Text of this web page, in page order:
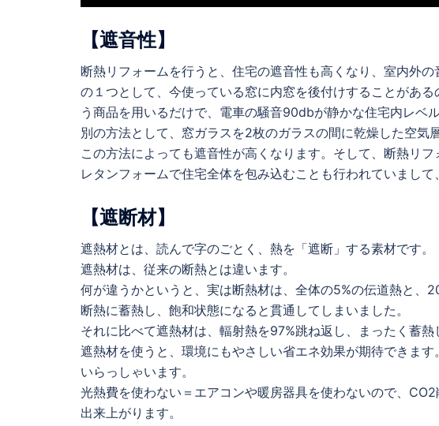
【遮音性】
断熱リフォームを行うと、住宅の遮音性も高くなり、室内外
の１つとして、今使っている窓に内窓を後付けすることがあ
う商品を用いるだけで、電車の騒音90dbが静かな住宅内レ
別の方法として、窓ガラスを2枚のガラスの間に乾燥した空
この方法によっても遮音性が高くなります。そして、断熱リ
レタンフォームで住宅全体を包み込むことも行われていまして
【遮断材】
遮熱材とは、読んで字のごとく、熱を「遮断」する素材です。
遮熱材は、従来の断熱とは違います。
何が違うかというと、実は断熱材は、全体の5%の伝道熱と、
断熱に蓄熱し、飽和状態になると貫通してしまいました。
それに比べて遮熱材は、輻射熱を97%跳ね返し、まったく蓄熱
遮熱材を使うと、環境にもやさしい省エネ効果が期待できま
いらっしゃいます。
光熱費を使わない＝エアコンや暖房器具を使わないので、
出来上がります。